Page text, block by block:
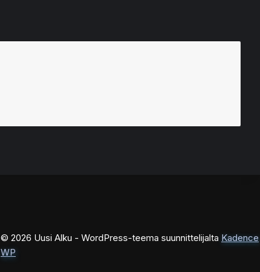
© 2026 Uusi Alku - WordPress-teema suunnittelijalta Kadence
WP